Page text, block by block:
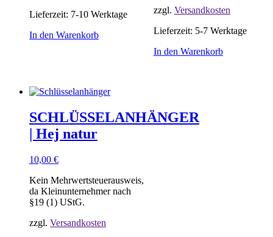
Lieferzeit: 7-10 Werktage
In den Warenkorb
zzgl. Versandkosten
Lieferzeit: 5-7 Werktage
In den Warenkorb
SCHLÜSSELANHÄNGER
| Hej natur
10,00 €
Kein Mehrwertsteuerausweis,
da Kleinunternehmer nach
§19 (1) UStG.
zzgl. Versandkosten